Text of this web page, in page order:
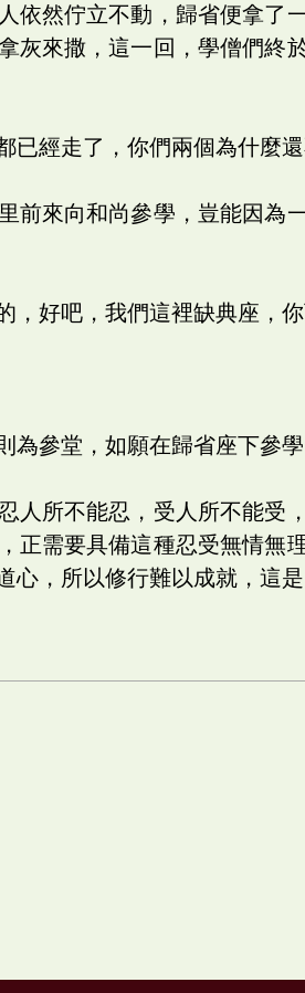
依然佇立不動，歸省便拿了
灰來撒，這一回，學僧們終
經走了，你們兩個為什麼
前來向和尚參學，豈能因為
好吧，我們這裡缺典座，你
參堂，如願在歸省座下參學
人所不能忍，受人所不能受
正需要具備這種忍受無情無
心，所以修行難以成就，這